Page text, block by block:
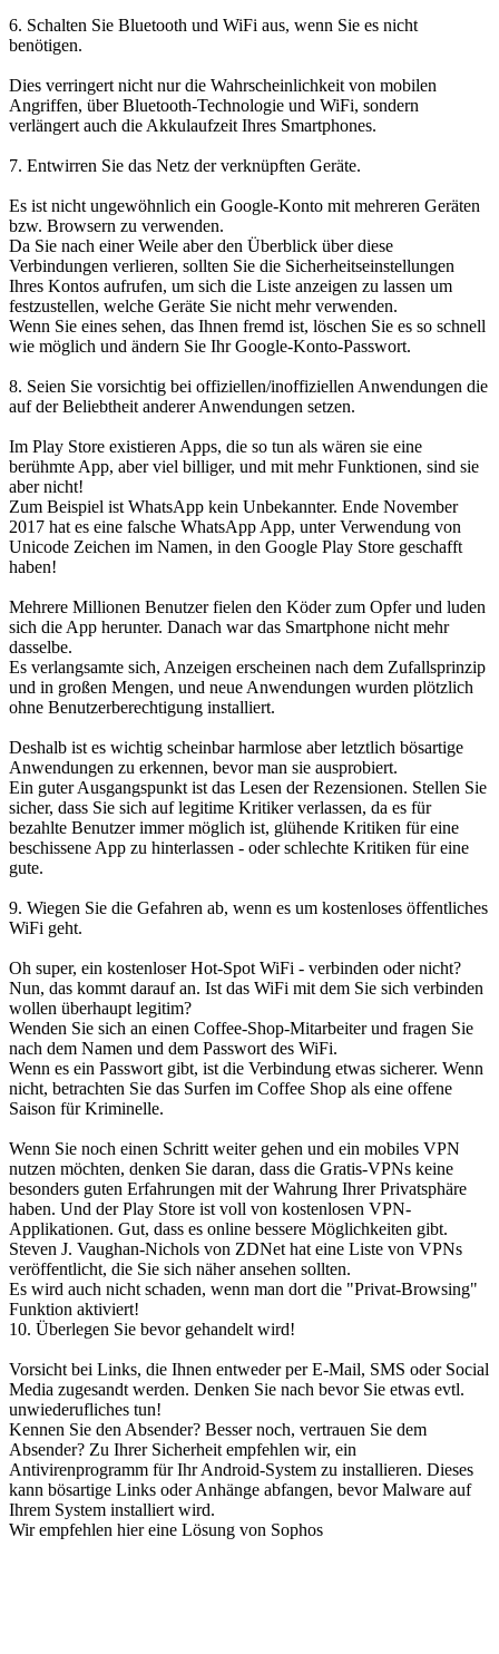
6. Schalten Sie Bluetooth und WiFi aus, wenn Sie es nicht
benötigen.
Dies verringert nicht nur die Wahrscheinlichkeit von mobilen
Angriffen, über Bluetooth-Technologie und WiFi, sondern
verlängert auch die Akkulaufzeit Ihres Smartphones.
7. Entwirren Sie das Netz der verknüpften Geräte.
Es ist nicht ungewöhnlich ein Google-Konto mit mehreren Geräten
bzw. Browsern zu verwenden.
Da Sie nach einer Weile aber den Überblick über diese
Verbindungen verlieren, sollten Sie die Sicherheitseinstellungen
Ihres Kontos aufrufen, um sich die Liste anzeigen zu lassen um
festzustellen, welche Geräte Sie nicht mehr verwenden.
Wenn Sie eines sehen, das Ihnen fremd ist, löschen Sie es so schnell
wie möglich und ändern Sie Ihr Google-Konto-Passwort.
8. Seien Sie vorsichtig bei offiziellen/inoffiziellen Anwendungen die
auf der Beliebtheit anderer Anwendungen setzen.
Im Play Store existieren Apps, die so tun als wären sie eine
berühmte App, aber viel billiger, und mit mehr Funktionen, sind sie
aber nicht!
Zum Beispiel ist WhatsApp kein Unbekannter. Ende November
2017 hat es eine falsche WhatsApp App, unter Verwendung von
Unicode Zeichen im Namen, in den Google Play Store geschafft
haben!
Mehrere Millionen Benutzer fielen den Köder zum Opfer und luden
sich die App herunter. Danach war das Smartphone nicht mehr
dasselbe.
Es verlangsamte sich, Anzeigen erscheinen nach dem Zufallsprinzip
und in großen Mengen, und neue Anwendungen wurden plötzlich
ohne Benutzerberechtigung installiert.
Deshalb ist es wichtig scheinbar harmlose aber letztlich bösartige
Anwendungen zu erkennen, bevor man sie ausprobiert.
Ein guter Ausgangspunkt ist das Lesen der Rezensionen. Stellen Sie
sicher, dass Sie sich auf legitime Kritiker verlassen, da es für
bezahlte Benutzer immer möglich ist, glühende Kritiken für eine
beschissene App zu hinterlassen - oder schlechte Kritiken für eine
gute.
9. Wiegen Sie die Gefahren ab, wenn es um kostenloses öffentliches
WiFi geht.
Oh super, ein kostenloser Hot-Spot WiFi - verbinden oder nicht?
Nun, das kommt darauf an. Ist das WiFi mit dem Sie sich verbinden
wollen überhaupt legitim?
Wenden Sie sich an einen Coffee-Shop-Mitarbeiter und fragen Sie
nach dem Namen und dem Passwort des WiFi.
Wenn es ein Passwort gibt, ist die Verbindung etwas sicherer. Wenn
nicht, betrachten Sie das Surfen im Coffee Shop als eine offene
Saison für Kriminelle.
Wenn Sie noch einen Schritt weiter gehen und ein mobiles VPN
nutzen möchten, denken Sie daran, dass die Gratis-VPNs keine
besonders guten Erfahrungen mit der Wahrung Ihrer Privatsphäre
haben. Und der Play Store ist voll von kostenlosen VPN-
Applikationen. Gut, dass es online bessere Möglichkeiten gibt.
Steven J. Vaughan-Nichols von ZDNet hat eine Liste von VPNs
veröffentlicht, die Sie sich näher ansehen sollten.
Es wird auch nicht schaden, wenn man dort die "Privat-Browsing"
Funktion aktiviert!
10. Überlegen Sie bevor gehandelt wird!
Vorsicht bei Links, die Ihnen entweder per E-Mail, SMS oder Social
Media zugesandt werden. Denken Sie nach bevor Sie etwas evtl.
unwiederufliches tun!
Kennen Sie den Absender? Besser noch, vertrauen Sie dem
Absender? Zu Ihrer Sicherheit empfehlen wir, ein
Antivirenprogramm für Ihr Android-System zu installieren. Dieses
kann bösartige Links oder Anhänge abfangen, bevor Malware auf
Ihrem System installiert wird.
Wir empfehlen hier eine Lösung von Sophos